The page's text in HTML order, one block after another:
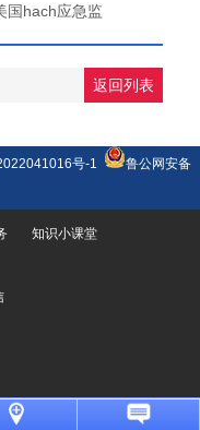
hach应急监
返回列表
号-1
鲁公网安备
知识小课堂